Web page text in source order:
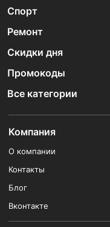
Спорт
Ремонт
Скидки дня
Промокоды
Все категории
Компания
О компании
Контакты
Блог
Вконтакте